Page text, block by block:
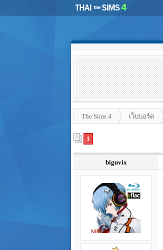
The Sims 4 เว็บบอร์ด
1
biguvix